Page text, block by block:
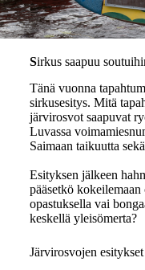
Sirkus saapuu
Tänä vuonna
sirkusesitys. Mitä
järvirosvot saapuvat
Luvassa
Saimaan taikuutta
Esityksen jälkeen
pääsetkö
opastuksella vai
keskellä yleisömerta?
Järvirosvojen